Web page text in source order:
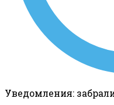
Уведомления: